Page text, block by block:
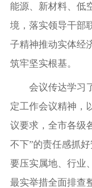
能源、新材料、低
境，落实领导干部
子精神推动实体经
筑牢坚实根基。
会议传达学习
定工作会议精神，
议要求，全市各级
不下”的责任感抓
要压实属地、行业
最实举措全面排查